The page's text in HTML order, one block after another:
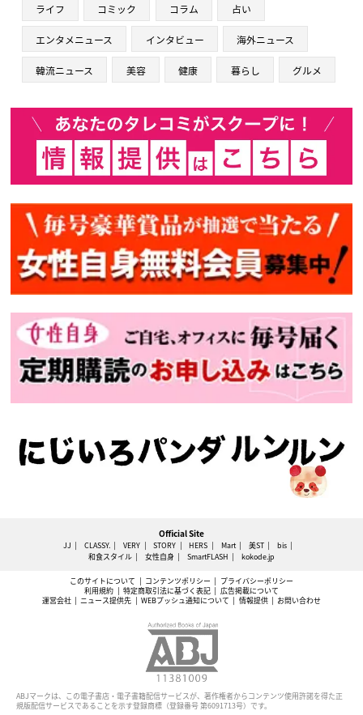
ライフ コミック コラム 占い
エンタメニュース インタビュー 海外ニュース
韓流ニュース 美容 健康 暮らし グルメ
Official Site
JJ CLASSY. VERY STORY HERS Mart 美ST
bis
和食スタイル
女性自身 SmartFLASH kokode.jp
このサイトについて コンテンツポリシー
プライバシーポリシー
利用規約
特定商取引法に基づく表記
広告掲載について
運営会社
ニュース提供先 WEBプッシュ通知について 情報提供 お問い合わせ
ABJマークは、この電子書店・電子書籍配信サービスが、著作権者からコンテンツ使用許諾を得た正
規版配信サービスであることを示す登録商標（登録番号 第6091713号）です。